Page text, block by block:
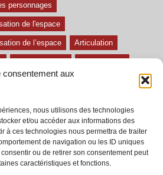
consentement aux
nous utilisons des technologies
et/ou accéder aux informations des
à ces technologies nous permettra de traiter
de navigation ou les ID uniques
ou de retirer son consentement peut
caractéristiques et fonctions.
personnages
de l'espace
de l’espace Articulation
Exercices difficiles
pour enfant Sans paroles
tous les exercices